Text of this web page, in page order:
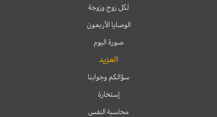
لكل زوج وزوجة
الوصايا الأربعون
صورة اليوم
المزيد
سؤالكم وجوابنا
إستخارة
محاسبة النفس